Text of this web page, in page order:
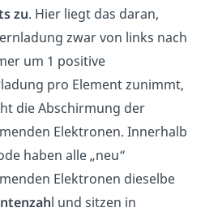
zu. Hier liegt das daran,
zwar von links nach
um 1 positive
pro Element zunimmt,
die Abschirmung der
Elektronen. Innerhalb
haben alle „neu“
Elektronen dieselbe
l und sitzen in